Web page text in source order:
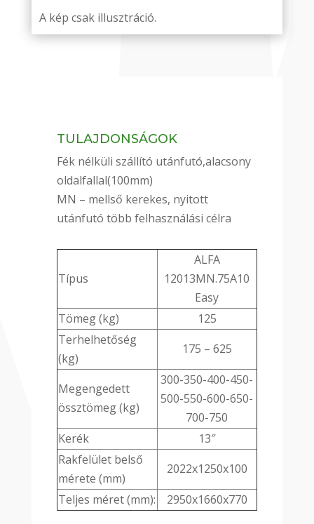
A kép csak illusztráció.
TULAJDONSÁGOK
Fék nélküli szállító utánfutó,alacsony
oldalfallal(100mm)
MN – mellső kerekes, nyitott
utánfutó több felhasználási célra
Típus
ALFA
12013MN.75A10
Easy
Tömeg (kg)
125
Terhelhetőség
(kg)
175 – 625
Megengedett
össztömeg (kg)
300-350-400-450-
500-550-600-650-
700-750
Kerék
13″
Rakfelület belső
mérete (mm)
2022x1250x100
Teljes méret (mm):
2950x1660x770